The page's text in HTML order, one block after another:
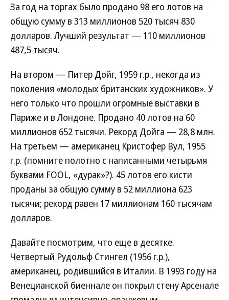
За год на торгах было продано 98 его лотов на
общую сумму в 313 миллионов 520 тысяч 830
долларов. Лучший результат — 110 миллионов
487,5 тысяч.
На втором — Питер Дойг, 1959 г.р., некогда из
поколения «молодых британских художников». У
него только что прошли огромные выставки в
Париже и в Лондоне. Продано 40 лотов на 60
миллионов 652 тысячи. Рекорд Дойга — 28,8 млн.
На третьем — американец Кристофер Вул, 1955
г.р. (помните полотно с написанными четырьмя
буквами FOOL, «дурак»?). 45 лотов его кисти
проданы за общую сумму в 52 миллиона 623
тысячи; рекорд равен 17 миллионам 160 тысячам
долларов.
Давайте посмотрим, что еще в десятке.
Четвертый Рудольф Стингел (1956 г.р.),
американец, родившийся в Италии. В 1993 году на
Венецианской биеннале он покрыл стену Арсенале